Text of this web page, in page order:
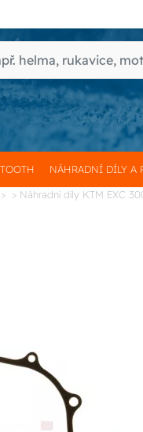
NÁHRADNÍ DÍLY A
> Náhradní díly KTM EXC